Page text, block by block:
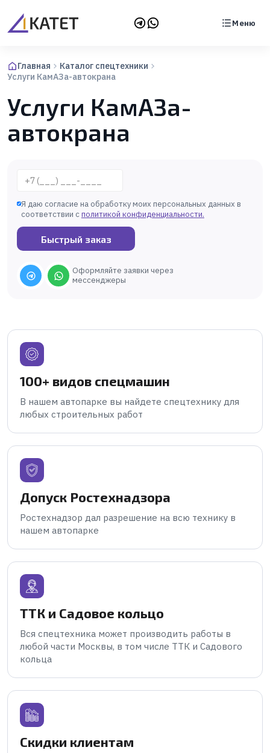
Меню
Главная
Каталог спецтехники
Услуги КамАЗа-автокрана
Услуги КамАЗа-
автокрана
Телефон
Я даю согласие на обработку моих персональных данных в
соответствии сполитикой конфиденциальности.
Быстрый заказ
Оформляйте заявки через
мессенджеры
100+ видов спецмашин
В нашем автопарке вы найдете спецтехнику для
любых строительных работ
Допуск Ростехнадзора
Ростехнадзор дал разрешение на всю технику в
нашем автопарке
ТТК и Садовое кольцо
Вся спецтехника может производить работы в
любой части Москвы, в том числе ТТК и Садового
кольца
Скидки клиентам